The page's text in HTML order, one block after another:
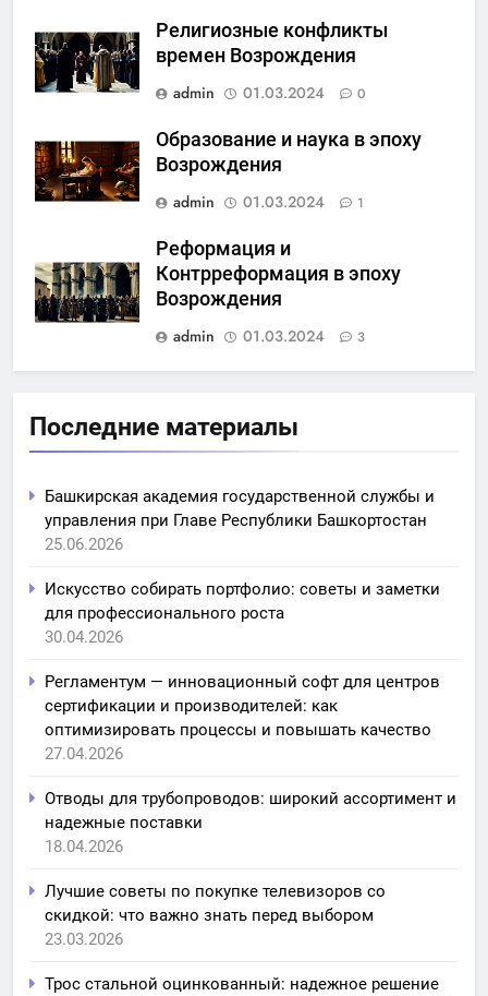
Религиозные конфликты
времен Возрождения
admin
01.03.2024 0
Образование и наука в эпоху
Возрождения
admin
01.03.2024 1
Реформация и
Контрреформация в эпоху
Возрождения
admin
01.03.2024 3
Последние материалы
Башкирская академия государственной службы и
управления при Главе Республики Башкортостан
25.06.2026
Искусство собирать портфолио: советы и заметки
для профессионального роста
30.04.2026
Регламентум — инновационный софт для центров
сертификации и производителей: как
оптимизировать процессы и повышать качество
27.04.2026
Отводы для трубопроводов: широкий ассортимент и
надежные поставки
18.04.2026
Лучшие советы по покупке телевизоров со
скидкой: что важно знать перед выбором
23.03.2026
Трос стальной оцинкованный: надежное решение